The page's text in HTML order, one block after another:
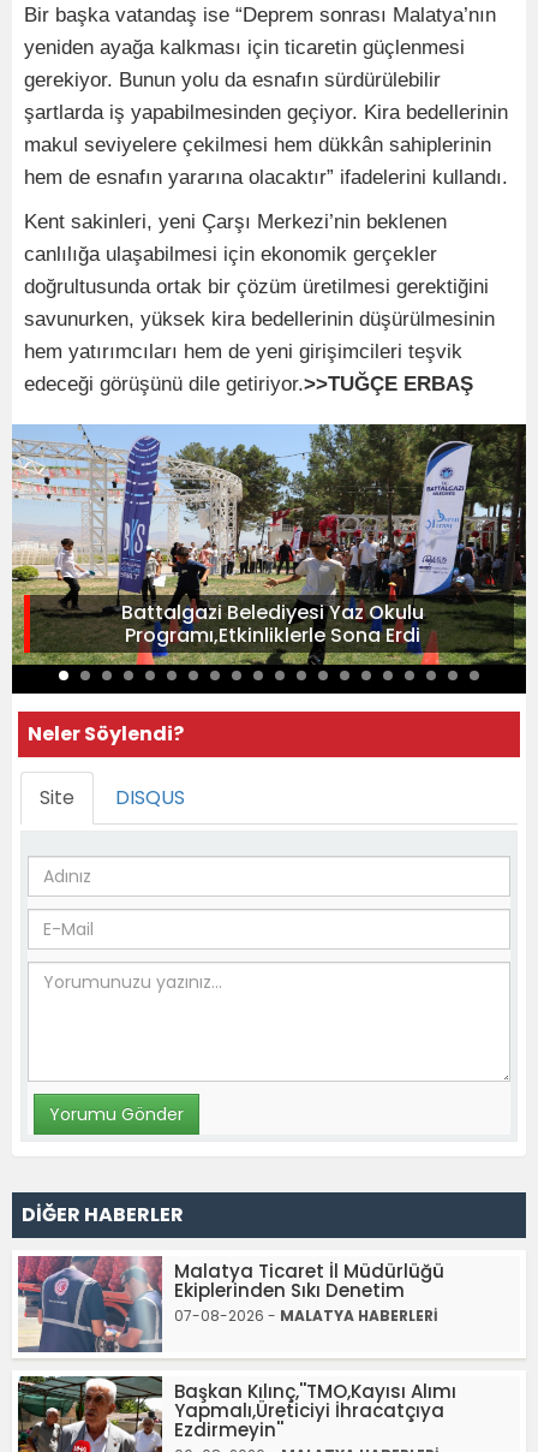
Bir başka vatandaş ise “Deprem sonrası Malatya’nın
yeniden ayağa kalkması için ticaretin güçlenmesi
gerekiyor. Bunun yolu da esnafın sürdürülebilir
şartlarda iş yapabilmesinden geçiyor. Kira bedellerinin
makul seviyelere çekilmesi hem dükkân sahiplerinin
hem de esnafın yararına olacaktır” ifadelerini kullandı.
Kent sakinleri, yeni Çarşı Merkezi’nin beklenen
canlılığa ulaşabilmesi için ekonomik gerçekler
doğrultusunda ortak bir çözüm üretilmesi gerektiğini
savunurken, yüksek kira bedellerinin düşürülmesinin
hem yatırımcıları hem de yeni girişimcileri teşvik
edeceği görüşünü dile getiriyor.>>TUĞÇE ERBAŞ
Battalgazi Belediyesi Yaz Okulu
Programı,Etkinliklerle Sona Erdi
Neler Söylendi?
Site DISQUS
DİĞER HABERLER
Malatya Ticaret İl Müdürlüğü
Ekiplerinden Sıkı Denetim
07-08-2026 - MALATYA HABERLERİ
Başkan Kılınç,''TMO,Kayısı Alımı
Yapmalı,Üreticiyi İhracatçıya
Ezdirmeyin''